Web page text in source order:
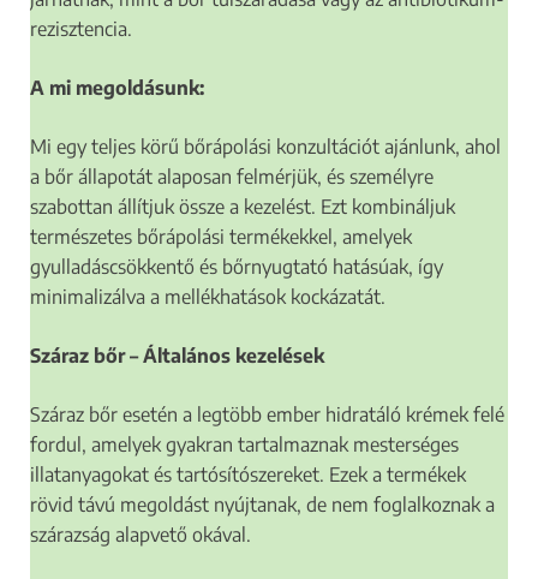
rezisztencia.
A mi megoldásunk:
Mi egy teljes körű bőrápolási konzultációt ajánlunk, ahol
a bőr állapotát alaposan felmérjük, és személyre
szabottan állítjuk össze a kezelést. Ezt kombináljuk
természetes bőrápolási termékekkel, amelyek
gyulladáscsökkentő és bőrnyugtató hatásúak, így
minimalizálva a mellékhatások kockázatát.
Száraz bőr – Általános kezelések
Száraz bőr esetén a legtöbb ember hidratáló krémek felé
fordul, amelyek gyakran tartalmaznak mesterséges
illatanyagokat és tartósítószereket. Ezek a termékek
rövid távú megoldást nyújtanak, de nem foglalkoznak a
szárazság alapvető okával.